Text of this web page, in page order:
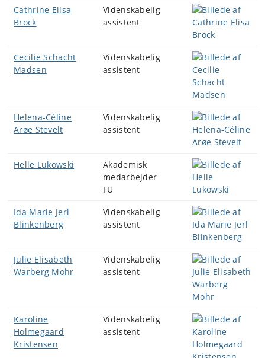
Cathrine Elisa
Brock
Videnskabelig
assistent
Cecilie Schacht
Madsen
Videnskabelig
assistent
Helena-Céline
Arøe Stevelt
Videnskabelig
assistent
Helle Lukowski
Akademisk
medarbejder
FU
Ida Marie Jerl
Blinkenberg
Videnskabelig
assistent
Julie Elisabeth
Warberg Mohr
Videnskabelig
assistent
Karoline
Holmegaard
Kristensen
Videnskabelig
assistent